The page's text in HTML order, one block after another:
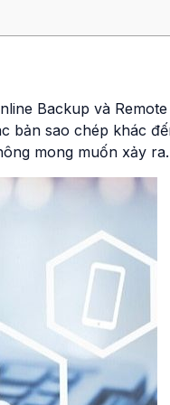
Backup và Remote
bản sao chép khác
mong muốn xảy